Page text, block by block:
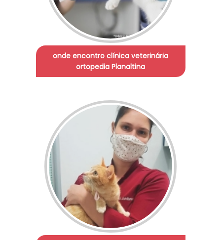
onde encontro clínica veterinária
ortopedia Planaltina